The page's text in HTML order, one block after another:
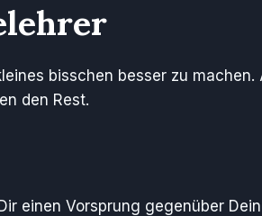
bisschen besser zu
den Rest.
einen Vorsprung gegenüber